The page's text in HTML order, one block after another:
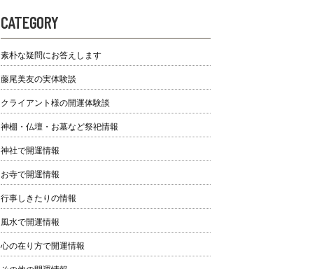
CATEGORY
素朴な疑問にお答えします
藤尾美友の実体験談
クライアント様の開運体験談
神棚・仏壇・お墓など祭祀情報
神社で開運情報
お寺で開運情報
行事しきたりの情報
風水で開運情報
心の在り方で開運情報